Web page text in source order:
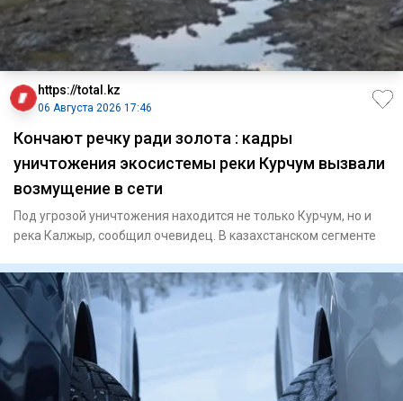
https://total.kz
06 Августа 2026 17:46
Кончают речку ради золота : кадры
уничтожения экосистемы реки Курчум вызвали
возмущение в сети
Под угрозой уничтожения находится не только Курчум, но и
река Калжыр, сообщил очевидец. В казахстанском сегменте